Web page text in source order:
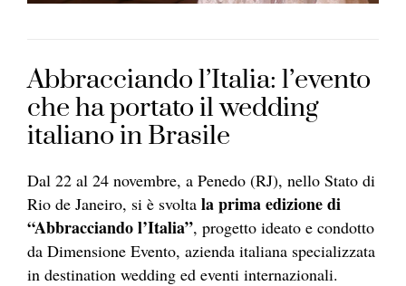
Abbracciando l’Italia: l’evento
che ha portato il wedding
italiano in Brasile
Dal 22 al 24 novembre, a Penedo (RJ), nello Stato di
Rio de Janeiro, si è svolta la prima edizione di
“Abbracciando l’Italia”, progetto ideato e condotto
da Dimensione Evento, azienda italiana specializzata
in destination wedding ed eventi internazionali.